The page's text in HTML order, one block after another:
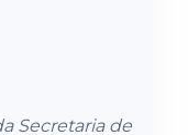
Secretaria de